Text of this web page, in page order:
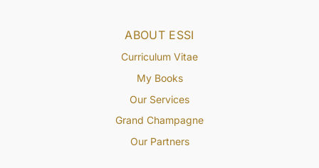
ABOUT ESSI
Curriculum Vitae
My Books
Our Services
Grand Champagne
Our Partners